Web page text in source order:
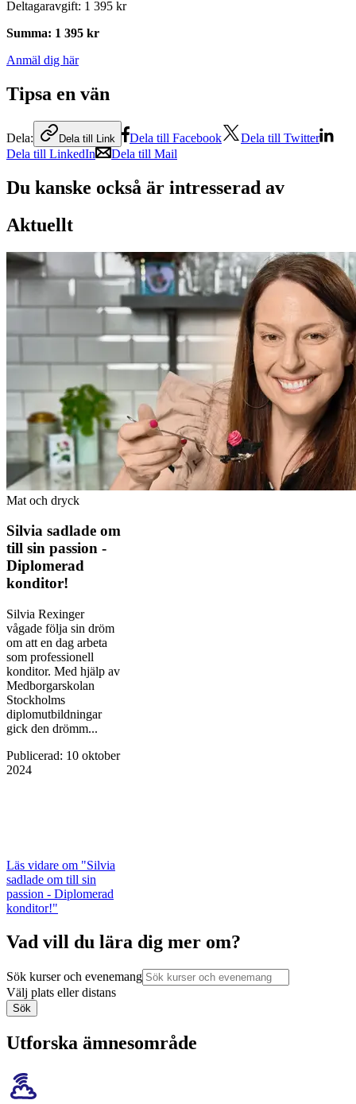
Deltagaravgift: 1 395 kr
Summa: 1 395 kr
Anmäl dig här
Tipsa en vän
Dela: Dela till Link Dela till Facebook
Dela till Twitter
Dela till LinkedIn
Dela till Mail
Du kanske också är intresserad av
Aktuellt
Mat och dryck
Silvia sadlade om
till sin passion -
Diplomerad
konditor!
Silvia Rexinger
vågade följa sin dröm
om att en dag arbeta
som professionell
konditor. Med hjälp av
Medborgarskolan
Stockholms
diplomutbildningar
gick den drömm...
Publicerad: 10 oktober
2024
Läs vidare om "Silvia
sadlade om till sin
passion - Diplomerad
konditor!"
Vad vill du lära dig mer om?
Sök kurser och evenemang
Välj plats eller distans
Sök
Utforska ämnesområde